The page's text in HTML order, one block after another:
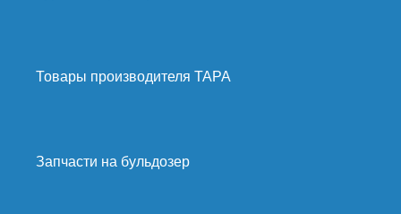
Товары производителя ТАРА
Запчасти на бульдозер